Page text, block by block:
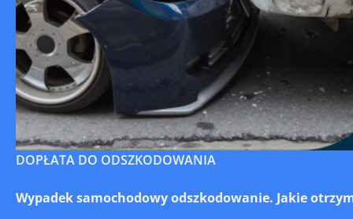
DOPŁATA DO ODSZKODOWANIA
Wypadek samochodowy odszkodowanie. Jakie